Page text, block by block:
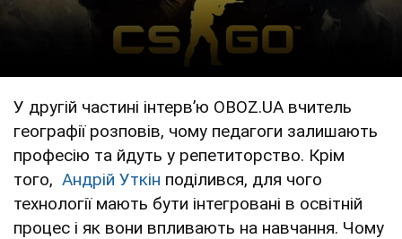
У другій частині інтервʼю OBOZ.UA вчитель
географії розповів, чому педагоги залишають
професію та йдуть у репетиторство. Крім
того, Андрій Уткін поділився, для чого
технології мають бути інтегровані в освітній
процес і як вони впливають на навчання. Чому